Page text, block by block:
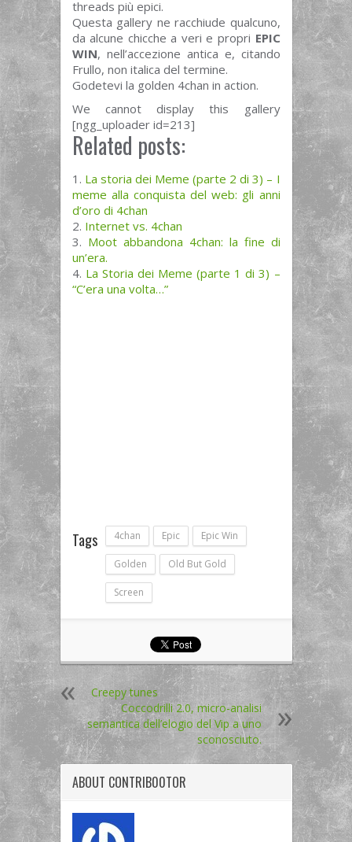
threads più epici.
Questa gallery ne racchiude qualcuno,
da alcune chicche a veri e propri EPIC
WIN, nell’accezione antica e, citando
Frullo, non italica del termine.
Godetevi la golden 4chan in action.
We cannot display this gallery
[ngg_uploader id=213]
Related posts:
La storia dei Meme (parte 2 di 3) – I
meme alla conquista del web: gli anni
d’oro di 4chan
Internet vs. 4chan
Moot abbandona 4chan: la fine di
un’era.
La Storia dei Meme (parte 1 di 3) –
“C’era una volta…”
Tags 4chan Epic Epic Win
Golden Old But Gold
Screen
Creepy tunes
Coccodrilli 2.0, micro-analisi
semantica dell’elogio del Vip a uno
sconosciuto.
ABOUT CONTRIB00TOR